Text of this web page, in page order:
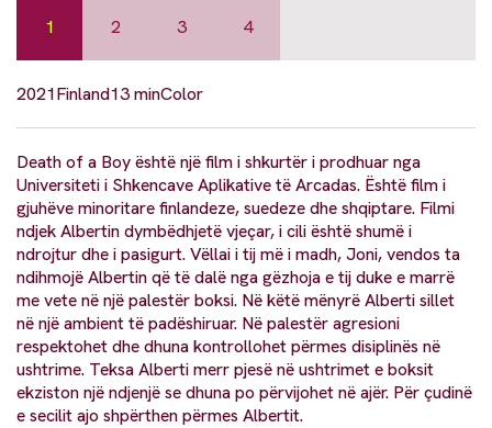
1 2 3 4
2021Finland13 minColor
Death of a Boy është një film i shkurtër i prodhuar nga
Universiteti i Shkencave Aplikative të Arcadas. Është film i
gjuhëve minoritare finlandeze, suedeze dhe shqiptare. Filmi
ndjek Albertin dymbëdhjetë vjeçar, i cili është shumë i
ndrojtur dhe i pasigurt. Vëllai i tij më i madh, Joni, vendos ta
ndihmojë Albertin që të dalë nga gëzhoja e tij duke e marrë
me vete në një palestër boksi. Në këtë mënyrë Alberti sillet
në një ambient të padëshiruar. Në palestër agresioni
respektohet dhe dhuna kontrollohet përmes disiplinës në
ushtrime. Teksa Alberti merr pjesë në ushtrimet e boksit
ekziston një ndjenjë se dhuna po përvijohet në ajër. Për çudinë
e secilit ajo shpërthen përmes Albertit.